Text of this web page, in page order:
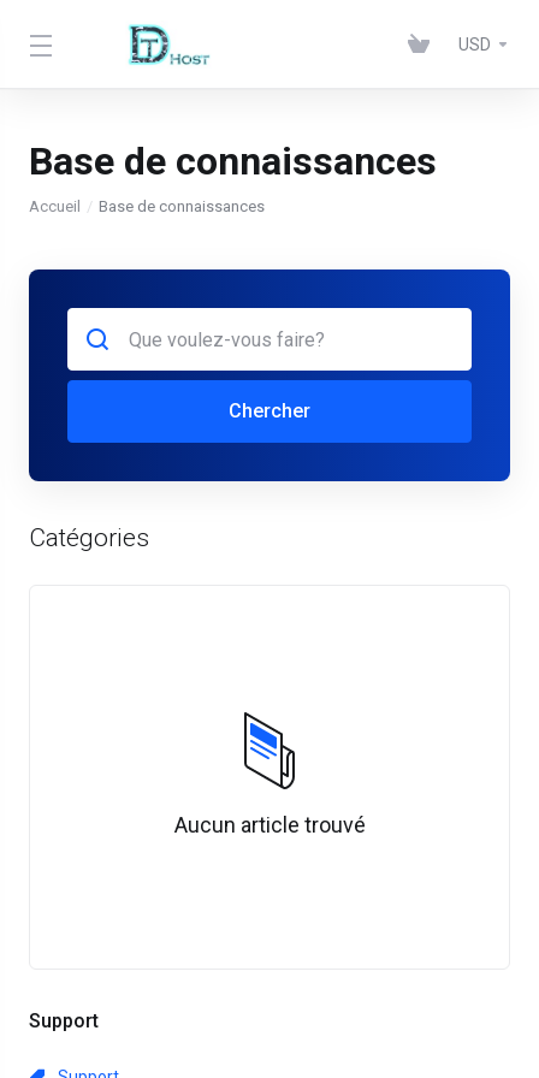
USD
Base de connaissances
Accueil Base de connaissances
Support
Chercher
Catégories
Aucun article trouvé